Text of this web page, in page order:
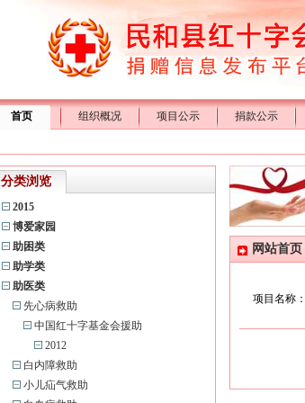
首页 组织概况 项目公示 捐款公示
分类浏览
2015
博爱家园
助困类
助学类
助医类
先心病救助
中国红十字基金会援助
2012
白内障救助
小儿疝气救助
网站首页
项目名称：